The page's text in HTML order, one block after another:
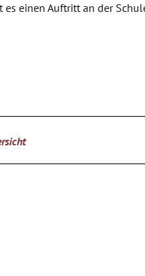
einen Auftritt an der